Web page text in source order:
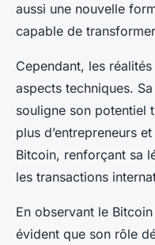
aussi une nouvelle
capable de
Cependant, les
aspects techniques. Sa
souligne son potentiel
plus d’entrepreneurs
Bitcoin, renforçant sa
les transactions
En observant le
évident que son rôle